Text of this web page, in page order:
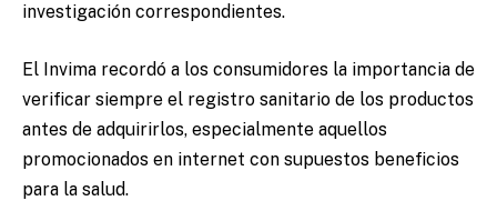
investigación correspondientes.
El Invima recordó a los consumidores la importancia de
verificar siempre el registro sanitario de los productos
antes de adquirirlos, especialmente aquellos
promocionados en internet con supuestos beneficios
para la salud.